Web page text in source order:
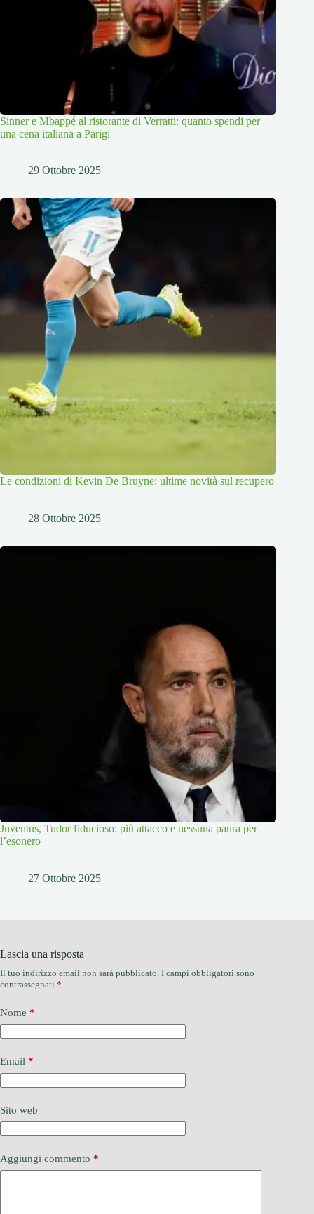
Sinner e Mbappé al ristorante di Verratti: quanto spendi per
una cena italiana a Parigi
29 Ottobre 2025
Le condizioni di Kevin De Bruyne: ultime novità sul recupero
28 Ottobre 2025
Juventus, Tudor fiducioso: più attacco e nessuna paura per
l’esonero
27 Ottobre 2025
Lascia una risposta
Il tuo indirizzo email non sarà pubblicato. I campi obbligatori sono
contrassegnati *
Nome *
Email *
Sito web
Aggiungi commento *